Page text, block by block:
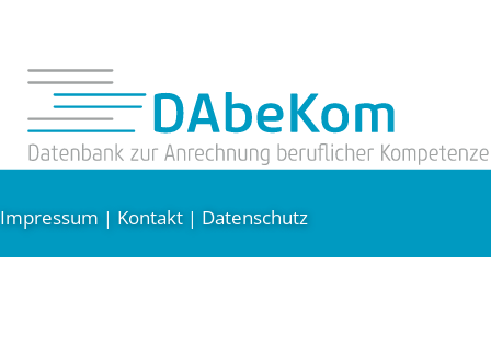
Impressum | Kontakt | Datenschutz